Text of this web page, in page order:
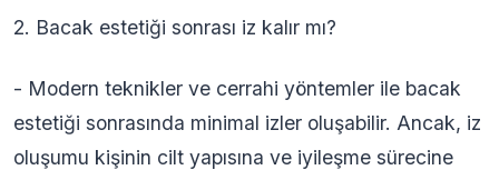
2. Bacak estetiği sonrası iz kalır mı?
- Modern teknikler ve cerrahi yöntemler ile bacak
estetiği sonrasında minimal izler oluşabilir. Ancak, iz
oluşumu kişinin cilt yapısına ve iyileşme sürecine